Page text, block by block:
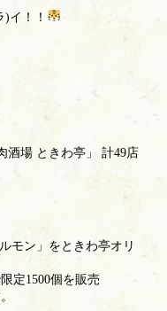
イ！！
酒場 ときわ亭」 計49店
モン」をときわ亭オリ
定1500個を販売